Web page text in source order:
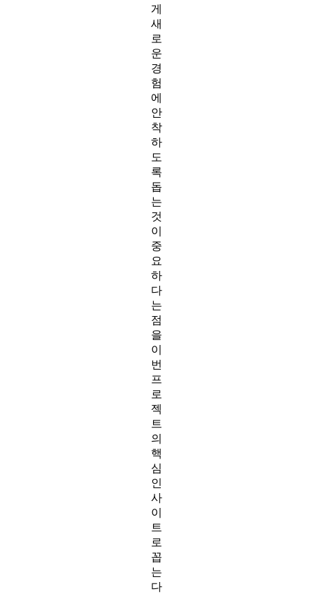
게
새
로
운
경
험
에
안
착
하
도
록
돕
는
것
이
중
요
하
다
는
점
을
이
번
프
로
젝
트
의
핵
심
인
사
이
트
로
꼽
는
다